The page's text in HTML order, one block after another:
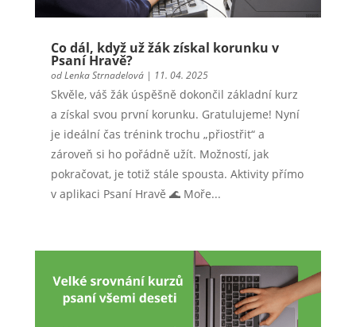
Co dál, když už žák získal korunku v
Psaní Hravě?
odLenka Strnadelová| 11. 04. 2025
Skvěle, váš žák úspěšně dokončil základní kurz
a získal svou první korunku. Gratulujeme! Nyní
je ideální čas trénink trochu „přiostřit“ a
zároveň si ho pořádně užít. Možností, jak
pokračovat, je totiž stále spousta. Aktivity přímo
v aplikaci Psaní Hravě 🌊 Moře...